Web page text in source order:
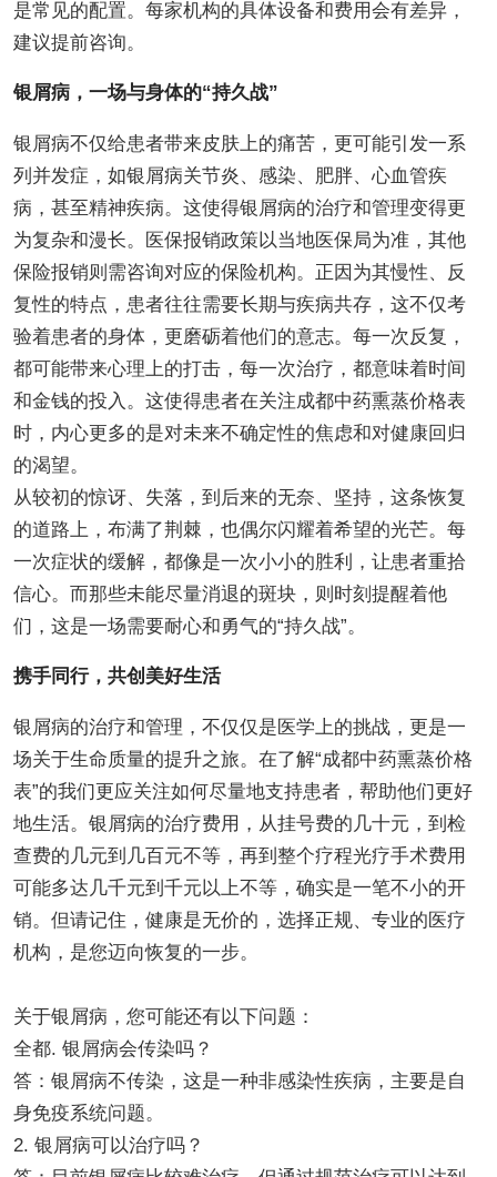
是常见的配置。每家机构的具体设备和费用会有差异，
建议提前咨询。
银屑病，一场与身体的“持久战”
银屑病不仅给患者带来皮肤上的痛苦，更可能引发一系
列并发症，如银屑病关节炎、感染、肥胖、心血管疾
病，甚至精神疾病。这使得银屑病的治疗和管理变得更
为复杂和漫长。医保报销政策以当地医保局为准，其他
保险报销则需咨询对应的保险机构。正因为其慢性、反
复性的特点，患者往往需要长期与疾病共存，这不仅考
验着患者的身体，更磨砺着他们的意志。每一次反复，
都可能带来心理上的打击，每一次治疗，都意味着时间
和金钱的投入。这使得患者在关注成都中药熏蒸价格表
时，内心更多的是对未来不确定性的焦虑和对健康回归
的渴望。
从较初的惊讶、失落，到后来的无奈、坚持，这条恢复
的道路上，布满了荆棘，也偶尔闪耀着希望的光芒。每
一次症状的缓解，都像是一次小小的胜利，让患者重拾
信心。而那些未能尽量消退的斑块，则时刻提醒着他
们，这是一场需要耐心和勇气的“持久战”。
携手同行，共创美好生活
银屑病的治疗和管理，不仅仅是医学上的挑战，更是一
场关于生命质量的提升之旅。在了解“成都中药熏蒸价格
表”的我们更应关注如何尽量地支持患者，帮助他们更好
地生活。银屑病的治疗费用，从挂号费的几十元，到检
查费的几元到几百元不等，再到整个疗程光疗手术费用
可能多达几千元到千元以上不等，确实是一笔不小的开
销。但请记住，健康是无价的，选择正规、专业的医疗
机构，是您迈向恢复的一步。
关于银屑病，您可能还有以下问题：
全都. 银屑病会传染吗？
答：银屑病不传染，这是一种非感染性疾病，主要是自
身免疫系统问题。
2. 银屑病可以治疗吗？